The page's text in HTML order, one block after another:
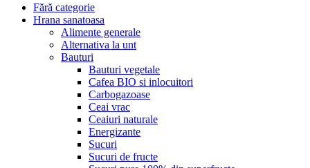
Fără categorie
Hrana sanatoasa
Alimente generale
Alternativa la unt
Bauturi
Bauturi vegetale
Cafea BIO si inlocuitori
Carbogazoase
Ceai vrac
Ceaiuri naturale
Energizante
Sucuri
Sucuri de fructe